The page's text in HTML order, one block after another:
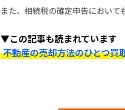
また、相続税の確定申告において
▼この記事も読まれています
不動産の売却方法のひとつ買